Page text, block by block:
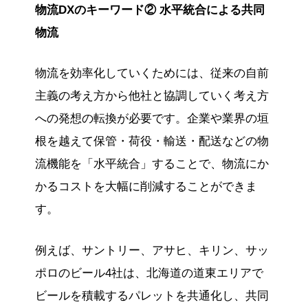
物流DXのキーワード② 水平統合による共同
物流
物流を効率化していくためには、従来の自前
主義の考え方から他社と協調していく考え方
への発想の転換が必要です。企業や業界の垣
根を越えて保管・荷役・輸送・配送などの物
流機能を「水平統合」することで、物流にか
かるコストを大幅に削減することができま
す。
例えば、サントリー、アサヒ、キリン、サッ
ポロのビール4社は、北海道の道東エリアで
ビールを積載するパレットを共通化し、共同